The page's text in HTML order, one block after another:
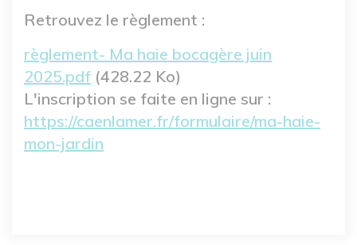
Retrouvez le règlement :
Fichier
règlement- Ma haie bocagère juin
2025.pdf (428.22 Ko)
L'inscription se faite en ligne sur :
https://caenlamer.fr/formulaire/ma-haie-
mon-jardin